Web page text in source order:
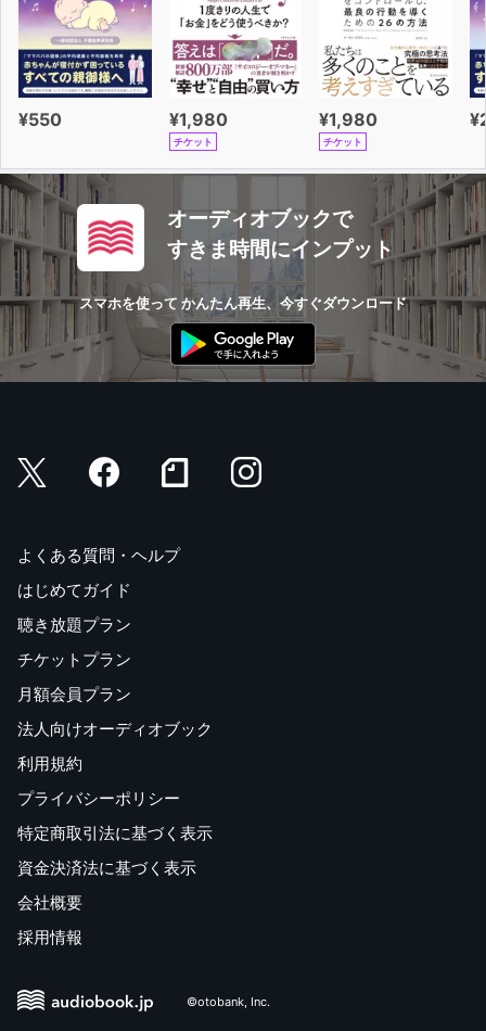
¥550 ¥1,980
チケット
¥1,980
チケット
オーディオブックで
すきま時間にインプット
スマホを使って かんたん再生、今すぐダウンロード
よくある質問・ヘルプ
はじめてガイド
聴き放題プラン
チケットプラン
月額会員プラン
法人向けオーディオブック
利用規約
プライバシーポリシー
特定商取引法に基づく表示
資金決済法に基づく表示
会社概要
採用情報
©otobank, Inc.